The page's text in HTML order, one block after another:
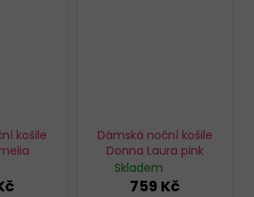
košile
Dámská noční košile
Donna Laura pink
Skladem
759 Kč